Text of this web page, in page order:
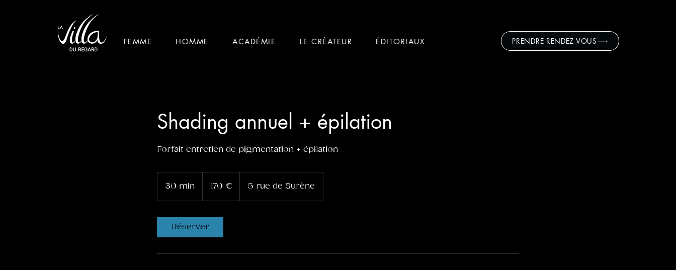
FEMME HOMME ACADÉMIE LE CRÉATEUR ÉDITORIAUX PRENDRE RENDEZ-VOUS
Shading annuel + épilation
Forfait entretien de pigmentation + épilation
30 min
0
i
170 € 5 rue de Surène
Réserver